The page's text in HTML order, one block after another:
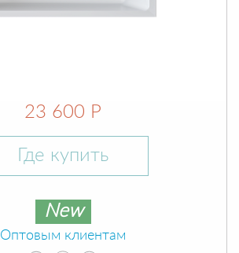
23 600 Р
Где купить
New
Оптовым клиентам